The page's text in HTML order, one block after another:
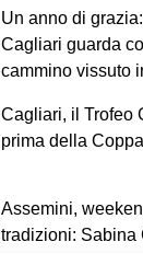
Un anno di
Cagliari guarda
cammino vissuto
Cagliari, il Trofeo
prima della
Assemini,
tradizioni: Sabina